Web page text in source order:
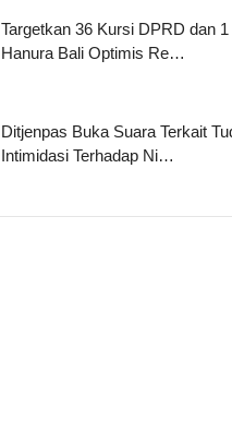
Targetkan 36 Kursi DPRD dan
Hanura Bali Optimis Re…
Ditjenpas Buka Suara Terkait
Intimidasi Terhadap Ni…